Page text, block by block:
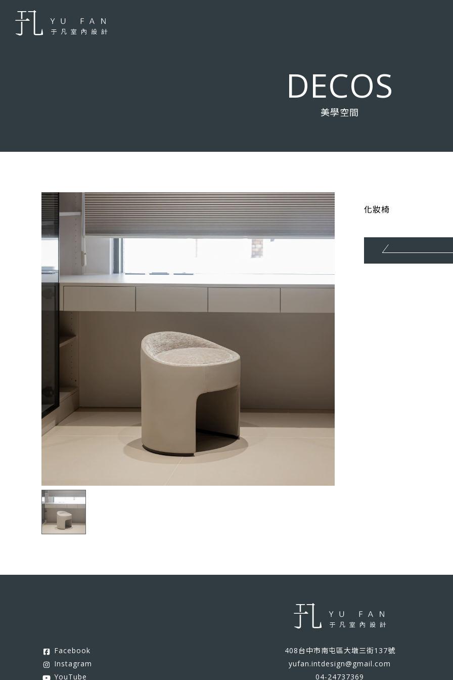
DECOS
美學空間
化妝椅
Facebook
Instagram
YouTube
408台中市南屯區大墩三街137號
yufan.intdesign@gmail.com
04-24737369